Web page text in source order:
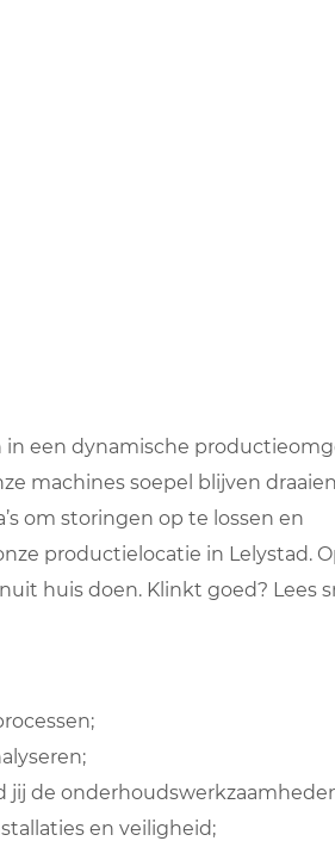
een dynamische
machines soepel blijven
om storingen op te lossen en
productielocatie in Lelystad.
huis doen. Klinkt goed? Lees
jij de
en veiligheid;